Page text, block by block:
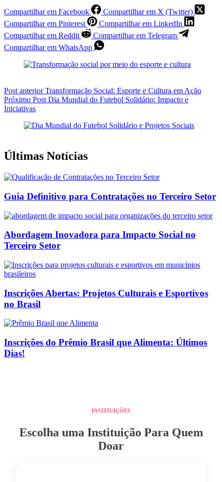
Compartilhar em Facebook
Compartilhar em X (Twitter)
Compartilhar em Pinterest
Compartilhar em LinkedIn
Compartilhar em Reddit
Compartilhar em Telegram
Compartilhar em WhatsApp
Post anteriorTransformação Social: Esporte e Cultura em Ação
Próximo Post Dia Mundial do Futebol Solidário: Impacto e
Iniciativas
Últimas Notícias
Guia Definitivo para Contratações no Terceiro Setor
Abordagem Inovadora para Impacto Social no
Terceiro Setor
Inscrições Abertas: Projetos Culturais e Esportivos
no Brasil
Inscrições do Prêmio Brasil que Alimenta: Últimos
Dias!
INSTITUIÇÕES
Escolha uma Instituição Para Quem
Doar